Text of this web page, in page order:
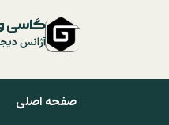
گاسی
آژانس
صفحه اصلی